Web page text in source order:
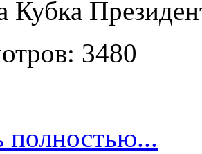
Кубка
3480
полностью...